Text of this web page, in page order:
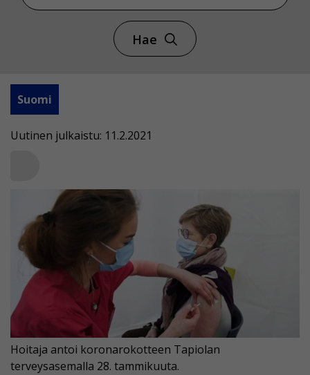
Hae
Suomi
Uutinen julkaistu: 11.2.2021
Hoitaja antoi koronarokotteen Tapiolan
terveysasemalla 28. tammikuuta.